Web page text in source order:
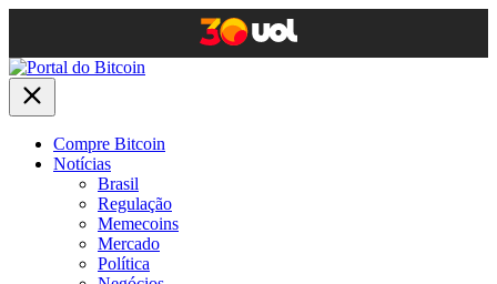
Compre Bitcoin
Notícias
Brasil
Regulação
Memecoins
Mercado
Política